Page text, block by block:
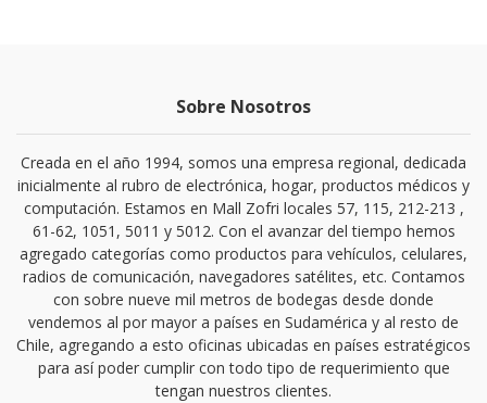
Sobre Nosotros
Creada en el año 1994, somos una empresa regional, dedicada
inicialmente al rubro de electrónica, hogar, productos médicos y
computación. Estamos en Mall Zofri locales 57, 115, 212-213 ,
61-62, 1051, 5011 y 5012. Con el avanzar del tiempo hemos
agregado categorías como productos para vehículos, celulares,
radios de comunicación, navegadores satélites, etc. Contamos
con sobre nueve mil metros de bodegas desde donde
vendemos al por mayor a países en Sudamérica y al resto de
Chile, agregando a esto oficinas ubicadas en países estratégicos
para así poder cumplir con todo tipo de requerimiento que
tengan nuestros clientes.